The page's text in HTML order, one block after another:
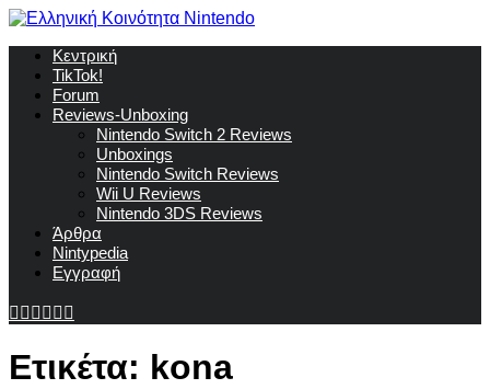
Κεντρική
TikTok!
Forum
Reviews-Unboxing
Nintendo Switch 2 Reviews
Unboxings
Nintendo Switch Reviews
Wii U Reviews
Nintendo 3DS Reviews
Άρθρα
Nintypedia
Εγγραφή
Ετικέτα: kona